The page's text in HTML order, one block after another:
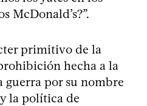
McDonald’s?”.
primitivo de la
hecha a la
guerra por su nombre
la política de